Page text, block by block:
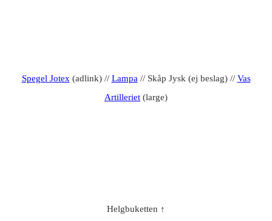
Spegel Jotex (adlink) // Lampa // Skåp Jysk (ej beslag) // Vas
Artilleriet (large)
Helgbuketten ↑